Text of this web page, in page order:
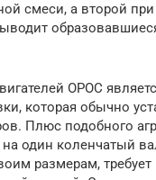
смеси, а второй при
ОРОС
которая обычно
Плюс подобного
один коленчатый
размерам,